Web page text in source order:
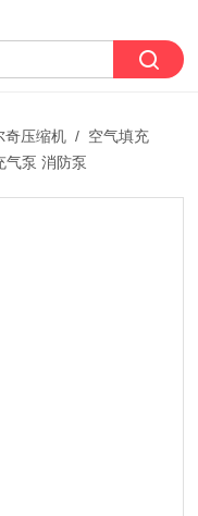
奇压缩机 / 空气填充
泵 消防泵